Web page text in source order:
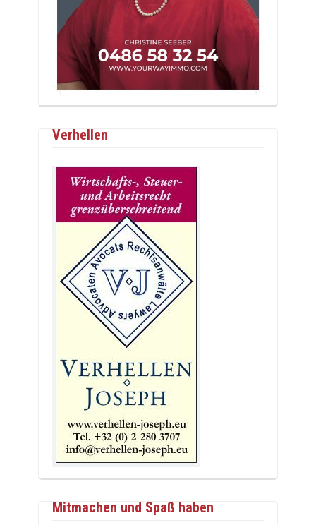
Verhellen
Mitmachen und Spaß haben